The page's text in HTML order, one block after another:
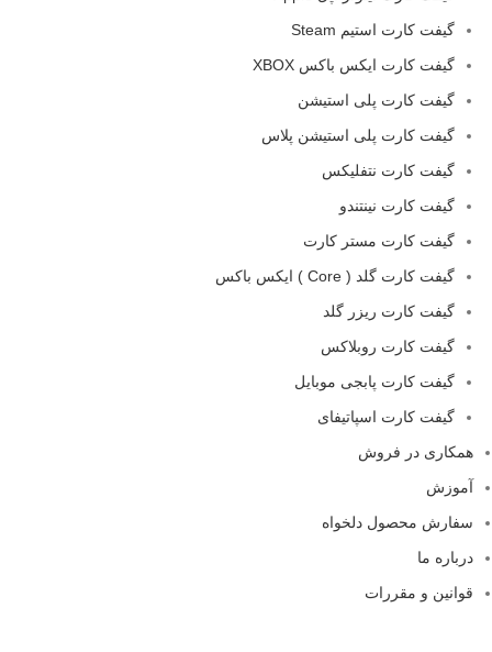
گیفت کارت استیم Steam
گیفت کارت ایکس باکس XBOX
گیفت کارت پلی استیشن
گیفت کارت پلی استیشن پلاس
گیفت کارت نتفلیکس
گیفت کارت نینتندو
گیفت کارت مستر کارت
گیفت کارت گلد ( Core ) ایکس باکس
گیفت کارت ریزر گلد
گیفت کارت روبلاکس
گیفت کارت پابجی موبایل
گیفت کارت اسپاتیفای
همکاری در فروش
آموزش
سفارش محصول دلخواه
درباره ما
قوانین و مقررات